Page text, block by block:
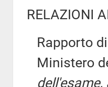
RELAZIONI
Rapporto
Ministero